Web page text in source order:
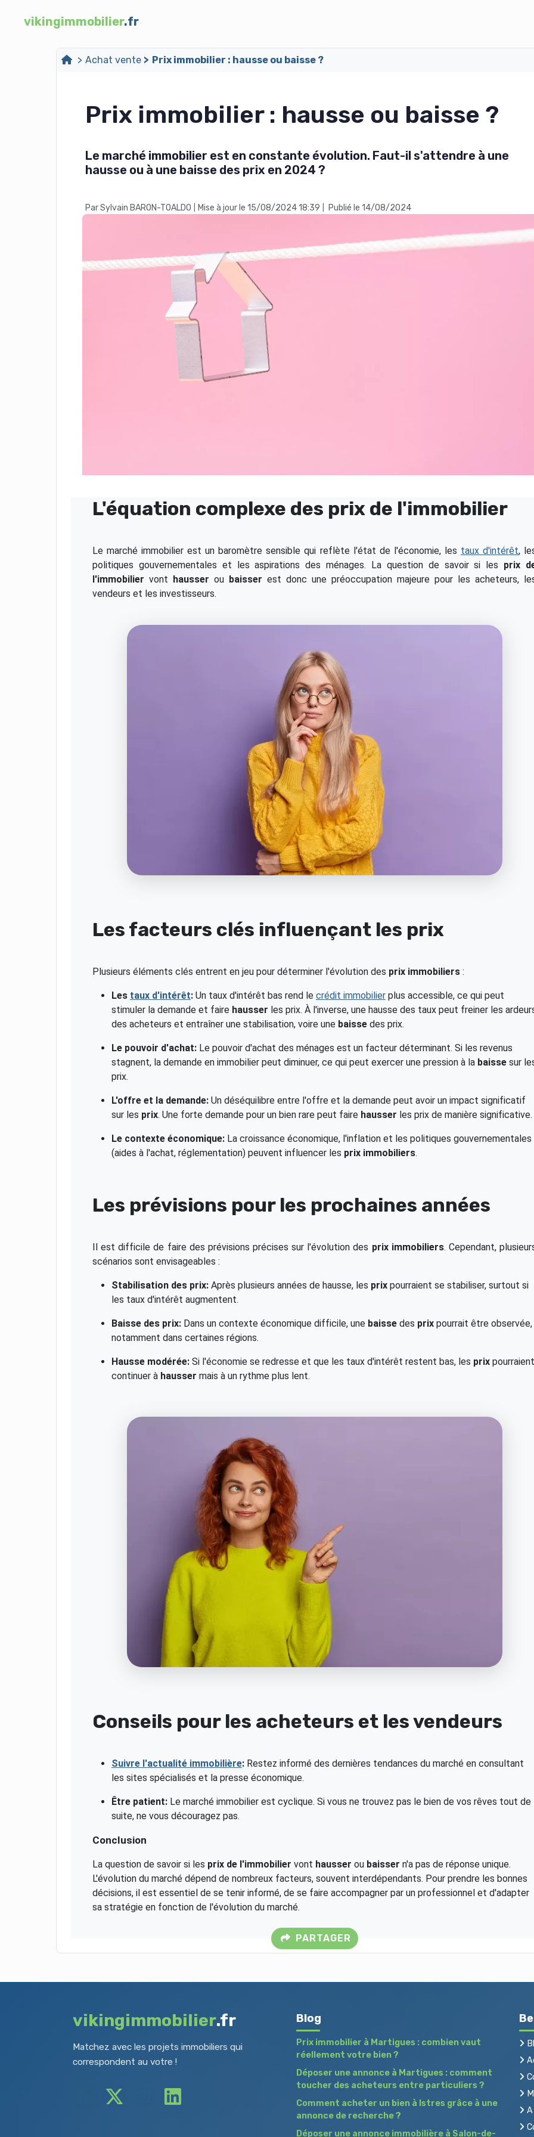
vikingimmobilier.fr
Achat vente Prix immobilier : hausse ou baisse ?
Prix immobilier : hausse ou baisse ?
Le marché immobilier est en constante évolution. Faut-il s'attendre à une
hausse ou à une baisse des prix en 2024 ?
Par Sylvain BARON-TOALDO Mise à jour le 15/08/2024 18:39 Publié le 14/08/2024
L'équation complexe des prix de l'immobilier
Le marché immobilier est un baromètre sensible qui reflète l'état de l'économie, les taux d'intérêt,
politiques gouvernementales et les aspirations des ménages. La question de savoir si les prix
l'immobilier vont hausser ou baisser est donc une préoccupation majeure pour les acheteurs,
vendeurs et les investisseurs.
Les facteurs clés influençant les prix
Plusieurs éléments clés entrent en jeu pour déterminer l'évolution des prix immobiliers :
Les taux d'intérêt: Un taux d'intérêt bas rend le crédit immobilier plus accessible, ce qui peut
stimuler la demande et faire hausser les prix. À l'inverse, une hausse des taux peut freiner les
des acheteurs et entraîner une stabilisation, voire une baisse des prix.
Le pouvoir d'achat: Le pouvoir d'achat des ménages est un facteur déterminant. Si les revenus
stagnent, la demande en immobilier peut diminuer, ce qui peut exercer une pression à la baisse sur
prix.
L'offre et la demande: Un déséquilibre entre l'offre et la demande peut avoir un impact significatif
sur les prix. Une forte demande pour un bien rare peut faire hausser les prix de manière significative.
Le contexte économique: La croissance économique, l'inflation et les politiques gouvernementales
(aides à l'achat, réglementation) peuvent influencer les prix immobiliers.
Les prévisions pour les prochaines années
Il est difficile de faire des prévisions précises sur l'évolution des prix immobiliers. Cependant,
scénarios sont envisageables :
Stabilisation des prix: Après plusieurs années de hausse, les prix pourraient se stabiliser, surtout si
les taux d'intérêt augmentent.
Baisse des prix: Dans un contexte économique difficile, une baisse des prix pourrait être observée,
notamment dans certaines régions.
Hausse modérée: Si l'économie se redresse et que les taux d'intérêt restent bas, les prix pourraient
continuer à hausser mais à un rythme plus lent.
Conseils pour les acheteurs et les vendeurs
Suivre l'actualité immobilière: Restez informé des dernières tendances du marché en consultant
les sites spécialisés et la presse économique.
Être patient: Le marché immobilier est cyclique. Si vous ne trouvez pas le bien de vos rêves tout de
suite, ne vous découragez pas.
Conclusion
La question de savoir si les prix de l'immobilier vont hausser ou baisser n'a pas de réponse unique.
L'évolution du marché dépend de nombreux facteurs, souvent interdépendants. Pour prendre les bonnes
décisions, il est essentiel de se tenir informé, de se faire accompagner par un professionnel et d'adapter
sa stratégie en fonction de l'évolution du marché.
PARTAGER
vikingimmobilier.fr
Matchez avec les projets immobiliers qui
correspondent au votre !
Blog
Prix immobilier à Martigues : combien vaut
réellement votre bien ?
Déposer une annonce à Martigues : comment
toucher des acheteurs entre particuliers ?
Comment acheter un bien à Istres grâce à une
annonce de recherche ?
Déposer une annonce immobilière à Salon-de-